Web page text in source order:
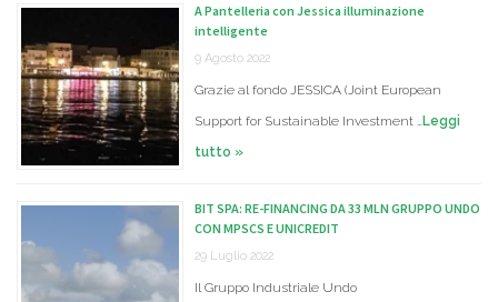
A Pantelleria con Jessica illuminazione
intelligente
9 Agosto 2022
Grazie al fondo JESSICA (Joint European
Support for Sustainable Investment … Leggi
tutto »
BIT SPA: RE-FINANCING DA 33 MLN GRUPPO UNDO
CON MPSCS E UNICREDIT
29 Luglio 2022
Il Gruppo Industriale Undo